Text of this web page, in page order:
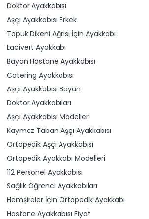
Doktor Ayakkabısı
Aşçı Ayakkabısı Erkek
Topuk Dikeni Ağrısı İçin Ayakkabı
Lacivert Ayakkabı
Bayan Hastane Ayakkabısı
Catering Ayakkabısı
Aşçı Ayakkabısı Bayan
Doktor Ayakkabıları
Aşçı Ayakkabısı Modelleri
Kaymaz Taban Aşçı Ayakkabısı
Ortopedik Aşçı Ayakkabısı
Ortopedik Ayakkabı Modelleri
112 Personel Ayakkabısı
Sağlık Öğrenci Ayakkabıları
Hemşireler İçin Ortopedik Ayakkabı
Hastane Ayakkabısı Fiyat